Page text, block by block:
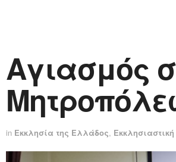
Αγιασμός
in Εκκλησία της Ελλάδος,